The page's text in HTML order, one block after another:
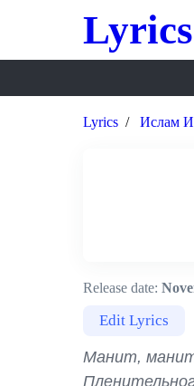
Lyrics
Lyrics Ислам
Release date:
Edit Lyrics
Манит,